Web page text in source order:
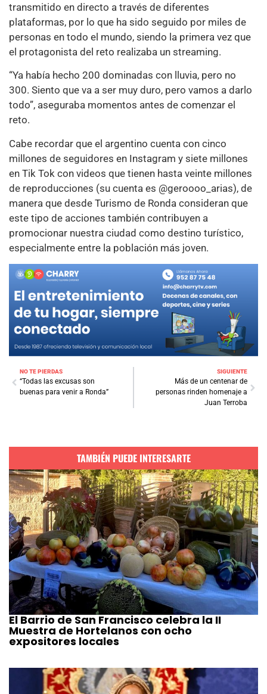
transmitido en directo a través de diferentes
plataformas, por lo que ha sido seguido por miles de
personas en todo el mundo, siendo la primera vez que
el protagonista del reto realizaba un streaming.
“Ya había hecho 200 dominadas con lluvia, pero no
300. Siento que va a ser muy duro, pero vamos a darlo
todo”, aseguraba momentos antes de comenzar el
reto.
Cabe recordar que el argentino cuenta con cinco
millones de seguidores en Instagram y siete millones
en Tik Tok con videos que tienen hasta veinte millones
de reproducciones (su cuenta es @geroooo_arias), de
manera que desde Turismo de Ronda consideran que
este tipo de acciones también contribuyen a
promocionar nuestra ciudad como destino turístico,
especialmente entre la población más joven.
NO TE PIERDAS
“Todas las excusas son
buenas para venir a Ronda”
SIGUIENTE
Más de un centenar de
personas rinden homenaje a
Juan Terroba
TAMBIÉN PUEDE INTERESARTE
El Barrio de San Francisco celebra la II
Muestra de Hortelanos con ocho
expositores locales